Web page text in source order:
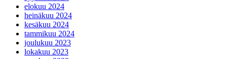
elokuu 2024
heinäkuu 2024
kesäkuu 2024
tammikuu 2024
joulukuu 2023
lokakuu 2023